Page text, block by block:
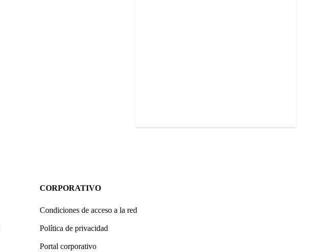
CORPORATIVO
Condiciones de acceso a la red
Política de privacidad
Portal corporativo